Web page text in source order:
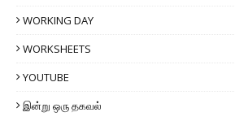
WORKING DAY
WORKSHEETS
YOUTUBE
இன்று ஒரு தகவல்